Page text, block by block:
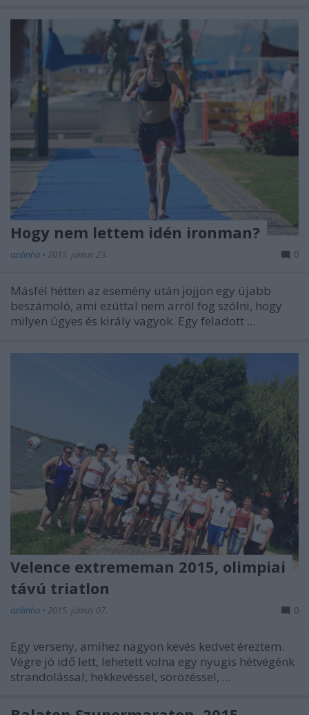
Hogy nem lettem idén ironman?
azilinha • 2015. június 23. 0
Másfél hétten az esemény után jöjjön egy újabb
beszámoló, ami ezúttal nem arról fog szólni, hogy
milyen ügyes és király vagyok. Egy feladott ...
Velence extrememan 2015, olimpiai
távú triatlon
azilinha • 2015. június 07. 0
Egy verseny, amihez nagyon kevés kedvet éreztem.
Végre jó idő lett, lehetett volna egy nyugis hétvégénk
strandolással, hekkevéssel, sörözéssel, ...